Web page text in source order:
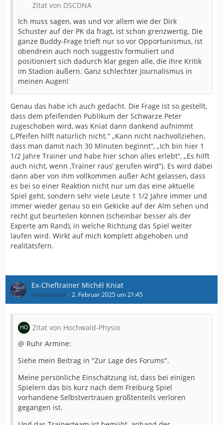
Zitat von DSCDNA
Ich muss sagen, was und vor allem wie der Dirk
Schuster auf der PK da fragt, ist schon grenzwertig. Die
ganze Buddy-Frage trieft nur so vor Opportunismus, ist
obendrein auch noch suggestiv formuliert und
positioniert sich dadurch klar gegen alle, die ihre Kritik
im Stadion äußern. Ganz schlechter Journalismus in
meinen Augen!
Genau das habe ich auch gedacht. Die Frage ist so gestellt,
dass dem pfeifenden Publikum der Schwarze Peter
zugeschoben wird, was Kniat dann dankend aufnimmt
(„Pfeifen hilft natürlich nicht.“ „Kann nicht nachvollziehen,
dass man damit nach 30 Minuten beginnt“, „Ich bin hier 1
1/2 Jahre Trainer und habe hier schon alles erlebt“, „Es hilft
auch nicht, wenn ‚Trainer raus’ gerufen wird“). Es wird dabei
dann aber von ihm vollkommen außer Acht gelassen, dass
es bei so einer Reaktion nicht nur um das eine aktuelle
Spiel geht, sondern sehr viele Leute 1 1/2 Jahre immer und
immer wieder genau so ein Gekicke auf der Alm sehen und
recht gut beurteilen können (scheinbar besser als der
Experte am Rand), in welche Richtung das Spiel weiter
laufen wird. Wirkt auf mich komplett abgehoben und
realitätsfern.
Ex-Cheftrainer Michél Kniat
hintenzunull 2. Februar 2025 um 21:45
Zitat von Hochwald-Physio
@ Ruhr Armine:
Siehe mein Beitrag in "Zur Lage des Forums".
Meine persönliche Einschätzung ist, dass bei einigen
Spielern das bis kurz nach dem Freiburg Spiel
vorhandene Selbstvertrauen größtenteils verloren
gegangen ist.